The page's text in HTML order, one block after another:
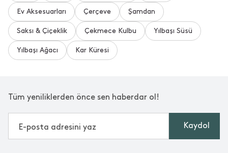
Bize Yeni Bir Soru Sorun
Ev Aksesuarları Çerçeve Şamdan
Saksı & Çiçeklik Çekmece Kulbu Yılbaşı Süsü
Yılbaşı Ağacı Kar Küresi
Tüm yeniliklerden önce sen haberdar ol!
Kaydol